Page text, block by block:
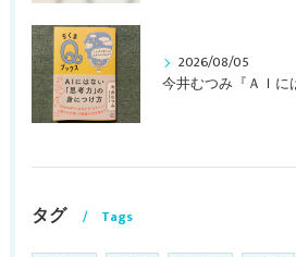
2026/08/05
タグ Tags